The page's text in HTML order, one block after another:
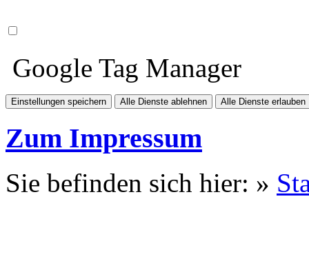
Google Tag Manager
Einstellungen speichern Alle Dienste ablehnen Alle Dienste erlauben
Zum Impressum
Sie befinden sich hier: »